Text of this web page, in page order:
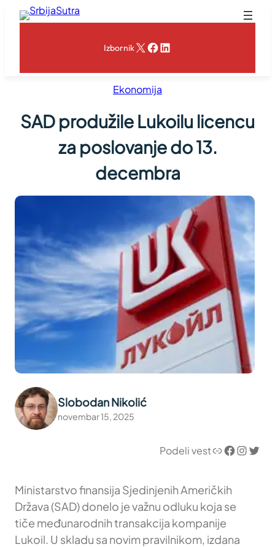
Skoči
IzbornikX Facebook
LinkedIn
Ekonomija
SAD produžile Lukoilu licencu
za poslovanje do 13.
decembra
Slobodan Nikolić
novembar 15, 2025
Podeli vestLink Facebook InstagramTwitter
Ministarstvo finansija Sjedinjenih Američkih
Država (SAD) donelo je važnu odluku koja se
tiče međunarodnih transakcija kompanije
Lukoil. U skladu sa novim pravilnikom, izdana